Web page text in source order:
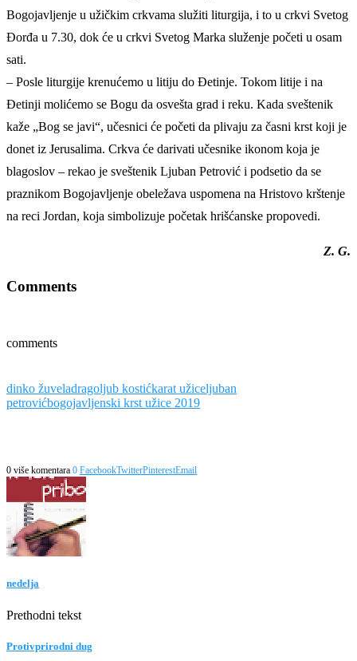
Bogojavljenje u užičkim crkvama služiti liturgija, i to u crkvi Svetog
Đorđa u 7.30, dok će u crkvi Svetog Marka služenje početi u osam
sati.
– Posle liturgije krenućemo u litiju do Đetinje. Tokom litije i na
Đetinji molićemo se Bogu da osvešta grad i reku. Kada sveštenik
kaže „Bog se javi“, učesnici će početi da plivaju za časni krst koji je
donet iz Jerusalima. Crkva će darivati učesnike ikonom koja je
blagoslov – rekao je sveštenik Ljuban Petrović i podsetio da se
praznikom Bogojavljenje obeležava uspomena na Hristovo krštenje
na reci Jordan, koja simbolizuje početak hrišćanske propovedi.
Z. G.
Comments
comments
dinko žuveladragoljub kostićkarat užiceljuban
petrovićbogojavljenski krst užice 2019
0 više komentara 0 FacebookTwitterPinterestEmail
nedelja
Prethodni tekst
Protivprirodni dug